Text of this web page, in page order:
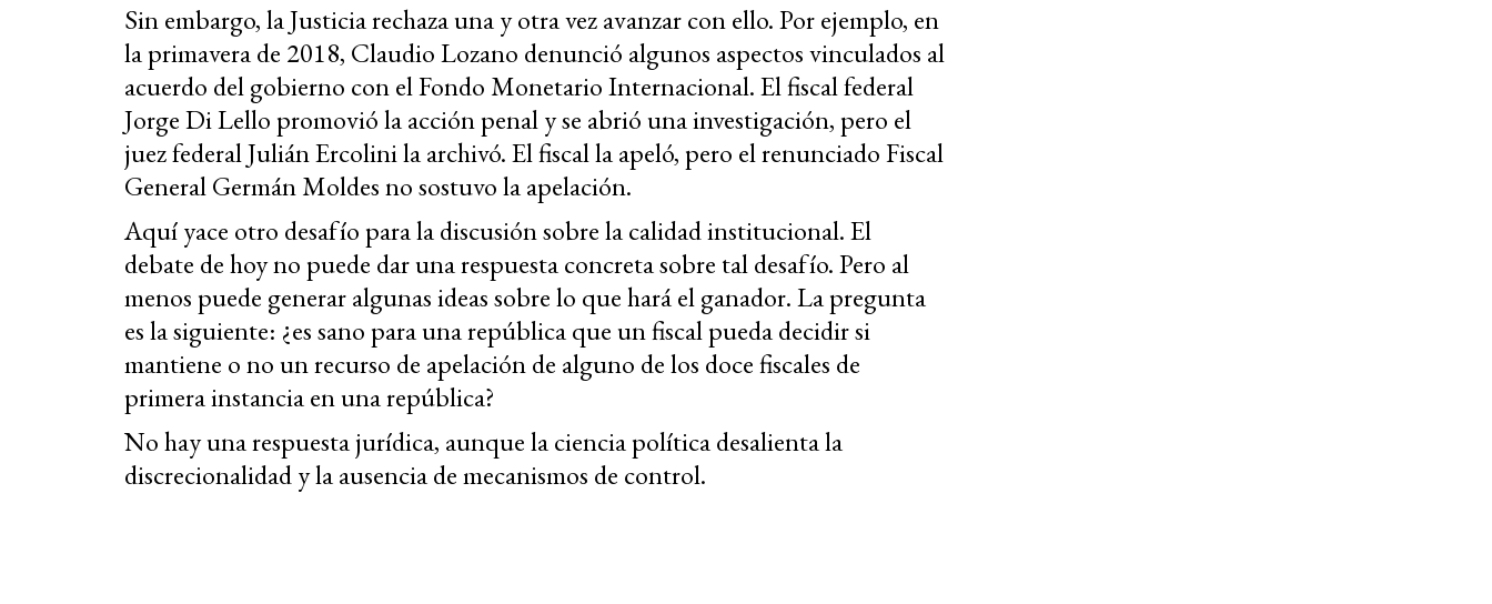
Sin embargo, la Justicia rechaza una y otra vez avanzar con ello. Por ejemplo, en
la primavera de 2018, Claudio Lozano denunció algunos aspectos vinculados al
acuerdo del gobierno con el Fondo Monetario Internacional. El fiscal federal
Jorge Di Lello promovió la acción penal y se abrió una investigación, pero el
juez federal Julián Ercolini la archivó. El fiscal la apeló, pero el renunciado Fiscal
General Germán Moldes no sostuvo la apelación.
Aquí yace otro desafío para la discusión sobre la calidad institucional. El
debate de hoy no puede dar una respuesta concreta sobre tal desafío. Pero al
menos puede generar algunas ideas sobre lo que hará el ganador. La pregunta
es la siguiente: ¿es sano para una república que un fiscal pueda decidir si
mantiene o no un recurso de apelación de alguno de los doce fiscales de
primera instancia en una república?
No hay una respuesta jurídica, aunque la ciencia política desalienta la
discrecionalidad y la ausencia de mecanismos de control.